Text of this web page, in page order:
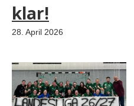
klar!
28. April 2026